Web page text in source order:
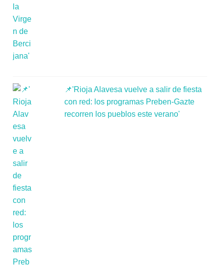
📌'Rioja Alavesa vuelve a salir de fiesta
con red: los programas Preben-Gazte
recorren los pueblos este verano'